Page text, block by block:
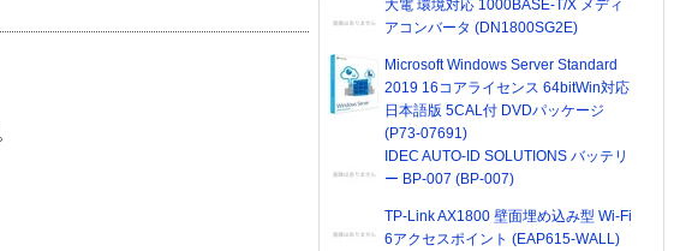
大電 環境対応 1000BASE-T/X メディ
アコンバータ (DN1800SG2E)
Microsoft Windows Server Standard
2019 16コアライセンス 64bitWin対応
日本語版 5CAL付 DVDパッケージ
(P73-07691)
IDEC AUTO-ID SOLUTIONS バッテリ
ー BP-007 (BP-007)
TP-Link AX1800 壁面埋め込み型 Wi-Fi
6アクセスポイント (EAP615-WALL)